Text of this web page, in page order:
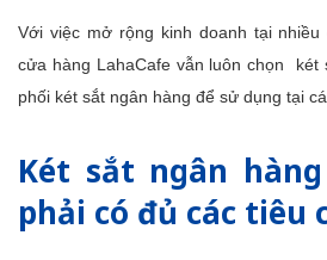
Với việc mở rộng kinh doanh tại
cửa hàng LahaCafe vẫn luôn chọn két
phối két sắt ngân hàng để sử dụng tại
Két sắt ngân
phải có đủ các tiêu